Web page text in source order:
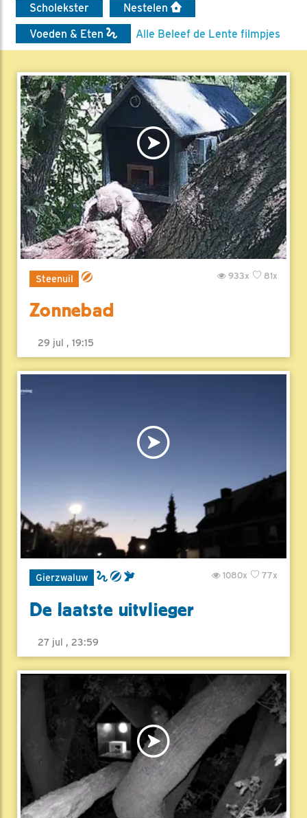
Scholekster
Nestelen
Voeden & Eten
Alle Beleef de Lente filmpjes
Steenuil 81x
933x
Zonnebad
29 jul , 19:15
Gierzwaluw 77x
1080x
De laatste uitvlieger
27 jul , 23:59